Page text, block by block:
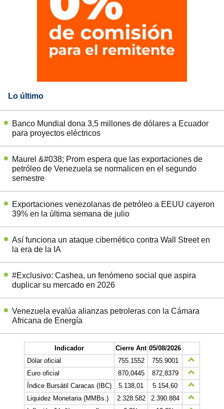
Lo último
Banco Mundial dona 3,5 millones de dólares a Ecuador
para proyectos eléctricos
Maurel &#038; Prom espera que las exportaciones de
petróleo de Venezuela se normalicen en el segundo
semestre
Exportaciones venezolanas de petróleo a EEUU cayeron
39% en la última semana de julio
Así funciona un ataque cibernético contra Wall Street en
la era de la IA
#Exclusivo: Cashea, un fenómeno social que aspira
duplicar su mercado en 2026
Venezuela evalúa alianzas petroleras con la Cámara
Africana de Energía
Indicador Cierre Ant 05/08/2026
Dólar oficial
755.1552
755.9001
Euro oficial
870,0445
872,8379
Índice Bursátil Caracas (IBC)
5.138,01
5.154,60
Liquidez Monetaria (MMBs.)
2.328.582
2.390.884